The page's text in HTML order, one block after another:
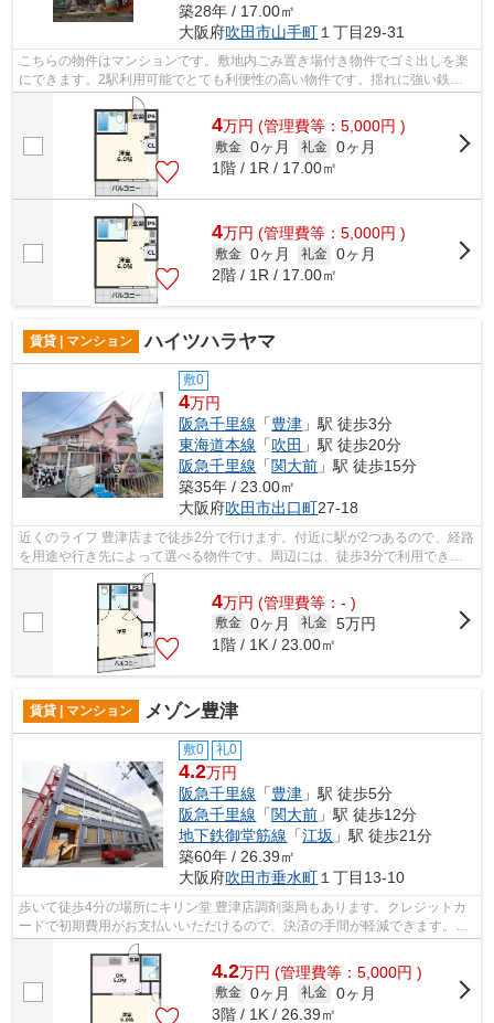
築28年 / 17.00㎡
大阪府吹田市山手町 １丁目29-31
こちらの物件はマンションです。敷地内ごみ置き場付き物件でゴミ出しを楽
にできます。2駅利用可能でとても利便性の高い物件です。揺れに強い鉄骨
造の物件です。より詳しい情報や内見の...
4万円 (管理費等：5,000円 )
敷金 0ヶ月 礼金 0ヶ月
1階 / 1R / 17.00㎡
4万円 (管理費等：5,000円 )
敷金 0ヶ月 礼金 0ヶ月
2階 / 1R / 17.00㎡
賃貸 | マンション ハイツハラヤマ
敷0
4万円
阪急千里線 「豊津 」駅 徒歩3分
東海道本線 「吹田 」駅 徒歩20分
阪急千里線 「関大前 」駅 徒歩15分
築35年 / 23.00㎡
大阪府吹田市出口町27-18
近くのライフ 豊津店まで徒歩2分で行けます。付近に駅が2つあるので、経路
を用途や行き先によって選べる物件です。周辺には、徒歩3分で利用できる
駅があります。もしものときの地震に...
4万円 (管理費等：- )
敷金 0ヶ月 礼金 5万円
1階 / 1K / 23.00㎡
賃貸 | マンション メゾン豊津
敷0 礼0
4.2万円
阪急千里線 「豊津 」駅 徒歩5分
阪急千里線 「関大前 」駅 徒歩12分
地下鉄御堂筋線 「江坂 」駅 徒歩21分
築60年 / 26.39㎡
大阪府吹田市垂水町 １丁目13-10
歩いて徒歩4分の場所にキリン堂 豊津店調剤薬局もあります。クレジットカ
ードで初期費用がお支払いいただけるので、決済の手間が軽減できます。2
駅利用ができて、電車での移動に役立つ...
4.2万円 (管理費等：5,000円 )
敷金 0ヶ月 礼金 0ヶ月
3階 / 1K / 26.39㎡